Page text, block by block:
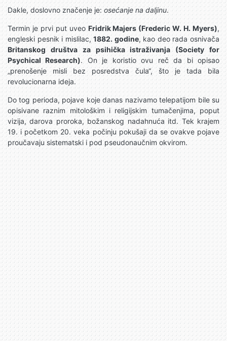
Dakle, doslovno značenje je:osećanje na daljinu.
Termin je prvi put uveoFridrik Majers (Frederic W. H. Myers),
engleski pesnik i mislilac,1882. godine, kao deo rada osnivača
Britanskog društva za psihička istraživanja (Society for
Psychical Research). On je koristio ovu reč da bi opisao
„prenošenje misli bez posredstva čula“, što je tada bila
revolucionarna ideja.
Do tog perioda, pojave koje danas nazivamo telepatijom bile su
opisivane raznim mitološkim i religijskim tumačenjima, poput
vizija, darova proroka, božanskog nadahnuća itd. Tek krajem
19. i početkom 20. veka počinju pokušaji da se ovakve pojave
proučavaju sistematski i pod pseudonaučnim okvirom.